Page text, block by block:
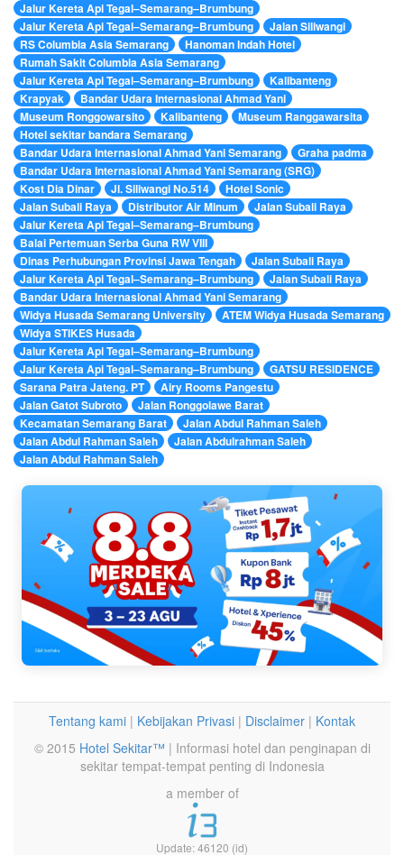
Jalur Kereta Api Tegal–Semarang–Brumbung
Jalur Kereta Api Tegal–Semarang–Brumbung
Jalan Siliwangi
RS Columbia Asia Semarang
Hanoman Indah Hotel
Rumah Sakit Columbia Asia Semarang
Jalur Kereta Api Tegal–Semarang–Brumbung
Kalibanteng
Krapyak
Bandar Udara Internasional Ahmad Yani
Museum Ronggowarsito
Kalibanteng
Museum Ranggawarsita
Hotel sekitar bandara Semarang
Bandar Udara Internasional Ahmad Yani Semarang
Graha padma
Bandar Udara Internasional Ahmad Yani Semarang (SRG)
Kost Dia Dinar
Jl. Siliwangi No.514
Hotel Sonic
Jalan Subali Raya
Distributor Air Minum
Jalan Subali Raya
Jalur Kereta Api Tegal–Semarang–Brumbung
Balai Pertemuan Serba Guna RW VIII
Dinas Perhubungan Provinsi Jawa Tengah
Jalan Subali Raya
Jalur Kereta Api Tegal–Semarang–Brumbung
Jalan Subali Raya
Bandar Udara Internasional Ahmad Yani Semarang
Widya Husada Semarang University
ATEM Widya Husada Semarang
Widya STIKES Husada
Jalur Kereta Api Tegal–Semarang–Brumbung
Jalur Kereta Api Tegal–Semarang–Brumbung
GATSU RESIDENCE
Sarana Patra Jateng. PT
Airy Rooms Pangestu
Jalan Gatot Subroto
Jalan Ronggolawe Barat
Kecamatan Semarang Barat
Jalan Abdul Rahman Saleh
Jalan Abdul Rahman Saleh
Jalan Abdulrahman Saleh
Jalan Abdul Rahman Saleh
Tentang kami | Kebijakan Privasi | Disclaimer | Kontak
© 2015 Hotel Sekitar™ | Informasi hotel dan penginapan di
sekitar tempat-tempat penting di Indonesia
a member of
Update: 46120 (id)